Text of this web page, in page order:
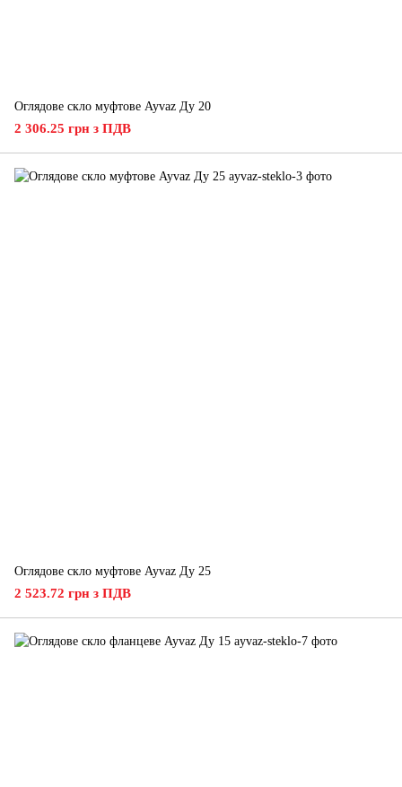
Оглядове скло муфтове Ayvaz Ду 20
2 306.25 грн з ПДВ
Оглядове скло муфтове Ayvaz Ду 25
2 523.72 грн з ПДВ